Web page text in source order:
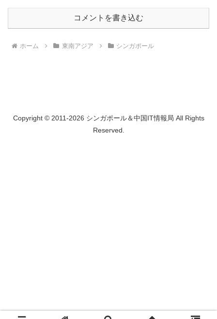
コメントを書き込む
ホーム 東南アジア シンガポール
Copyright © 2011-2026 シンガポール＆中国IT情報局 All Rights
Reserved.